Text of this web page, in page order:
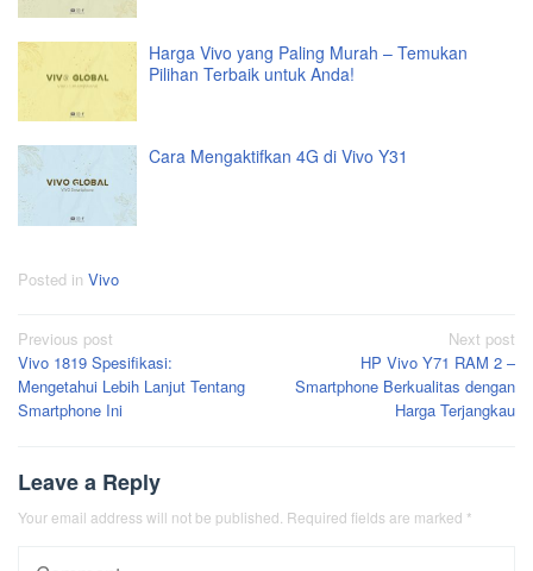
Harga Vivo yang Paling Murah – Temukan
Pilihan Terbaik untuk Anda!
Cara Mengaktifkan 4G di Vivo Y31
Posted in Vivo
Post
navigation
Previous post
Vivo 1819 Spesifikasi:
Mengetahui Lebih Lanjut Tentang
Smartphone Ini
Next post
HP Vivo Y71 RAM 2 –
Smartphone Berkualitas dengan
Harga Terjangkau
Leave a Reply
Your email address will not be published. Required fields are marked *